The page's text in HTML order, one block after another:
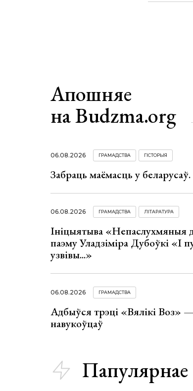
Апошняе
на Budzma.org
06.08.2026 ГРАМАДСТВА ГІСТОРЫЯ
Забраць маёмасць у
06.08.2026 ГРАМАДСТВА ЛІТАРАТУРА
Ініцыятыва «Непаслухмяныя
паэму Уладзіміра Дубоўкі «І
узвівы...»
06.08.2026 ГРАМАДСТВА
Адбыўся трэці «Вялікі Воз» —
навукоўцаў
Папулярнае